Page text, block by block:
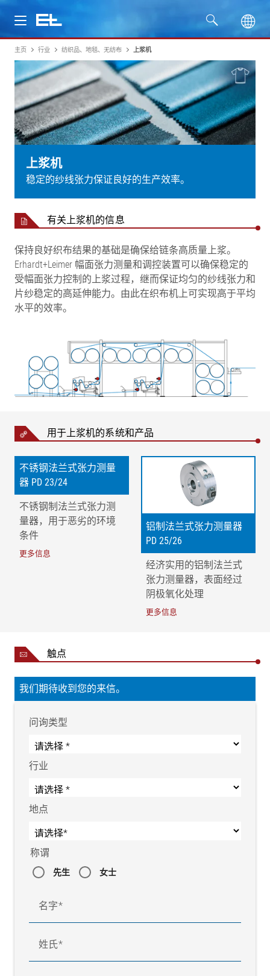
产品
行业
服务
公司
主页 行业 纺织品、地毯、无纺布 上浆机
上浆机
稳定的纱线张力保证良好的生产效率。
有关上浆机的信息
保持良好织布结果的基础是确保给链条高质量上浆。
Erhardt+Leimer 幅面张力测量和调控装置可以确保稳定的
受幅面张力控制的上浆过程，继而保证均匀的纱线张力和
片纱稳定的高延伸能力。由此在织布机上可实现高于平均
水平的效率。
用于上浆机的系统和产品
不锈钢法兰式张力测量
器 PD 23/24
不锈钢制法兰式张力测
量器，用于恶劣的环境
条件
更多信息
铝制法兰式张力测量器
PD 25/26
经济实用的铝制法兰式
张力测量器，表面经过
阴极氧化处理
更多信息
触点
我们期待收到您的来信。
问询类型
行业
地点
称谓
先生 女士
名字
姓氏